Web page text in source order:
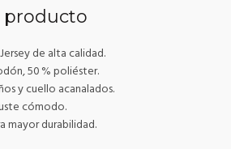
producto
de alta calidad.
50 % poliéster.
y cuello acanalados.
cómodo.
mayor durabilidad.